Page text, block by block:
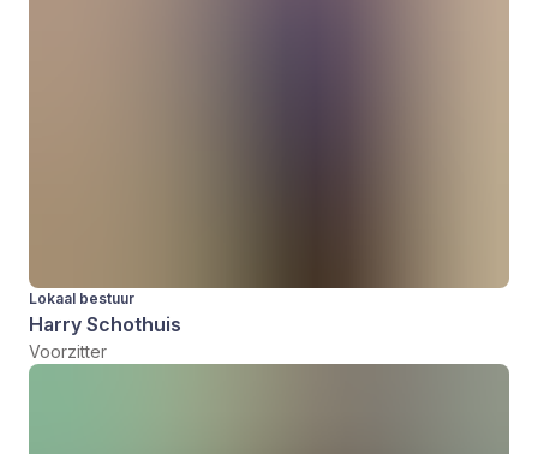
Lokaal bestuur
Harry Schothuis
Voorzitter